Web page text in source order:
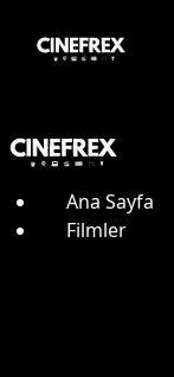
Ana Sayfa
Filmler